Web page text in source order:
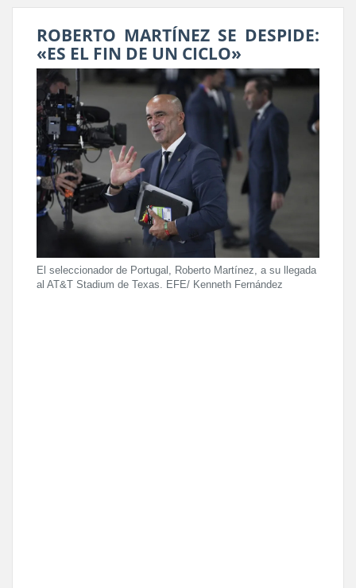
ROBERTO MARTÍNEZ SE DESPIDE:
«ES EL FIN DE UN CICLO»
El seleccionador de Portugal, Roberto Martínez, a su llegada
al AT&T Stadium de Texas. EFE/ Kenneth Fernández